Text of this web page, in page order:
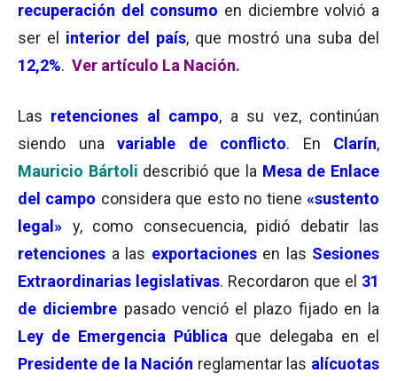
recuperación del consumo en diciembre volvió a
ser el
interior del país, que mostró una suba del
12,2%. Ver artículo La Nación.
Las retenciones al campo, a su vez, continúan
siendo una variable de conflicto. En Clarín,
Mauricio Bártoli describió que la Mesa de Enlace
del campo considera que esto no tiene«sustento
legal» y, como consecuencia, pidió debatir las
retenciones a las exportacionesen las Sesiones
Extraordinarias legislativas. Recordaron que el 31
de diciembre pasado venció el plazo fijado en la
Ley de Emergencia Pública que delegaba en el
Presidente de la Nación reglamentar las alícuotas